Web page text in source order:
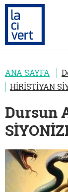
ANA SAYFA
HİRİSTİYAN
Dursun